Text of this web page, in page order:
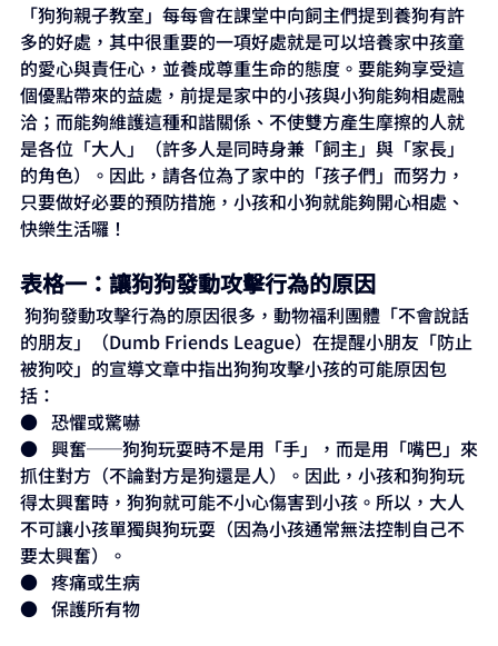
「狗狗親子教室」每每會在課堂中向飼主們提到養狗有許
多的好處，其中很重要的一項好處就是可以培養家中孩童
的愛心與責任心，並養成尊重生命的態度。要能夠享受這
個優點帶來的益處，前提是家中的小孩與小狗能夠相處融
洽；而能夠維護這種和諧關係、不使雙方產生摩擦的人就
是各位「大人」（許多人是同時身兼「飼主」與「家長」
的角色）。因此，請各位為了家中的「孩子們」而努力，
只要做好必要的預防措施，小孩和小狗就能夠開心相處、
快樂生活囉！
表格一：讓狗狗發動攻擊行為的原因
狗狗發動攻擊行為的原因很多，動物福利團體「不會說話
的朋友」（Dumb Friends League）在提醒小朋友「防止
被狗咬」的宣導文章中指出狗狗攻擊小孩的可能原因包
括：
●   恐懼或驚嚇
●   興奮──狗狗玩耍時不是用「手」，而是用「嘴巴」來
抓住對方（不論對方是狗還是人）。因此，小孩和狗狗玩
得太興奮時，狗狗就可能不小心傷害到小孩。所以，大人
不可讓小孩單獨與狗玩耍（因為小孩通常無法控制自己不
要太興奮）。
●   疼痛或生病
●   保護所有物